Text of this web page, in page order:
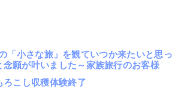
「小さな旅」を観ていつか来たいと思っ
念願が叶いました～家族旅行のお客様
ろこし収穫体験終了